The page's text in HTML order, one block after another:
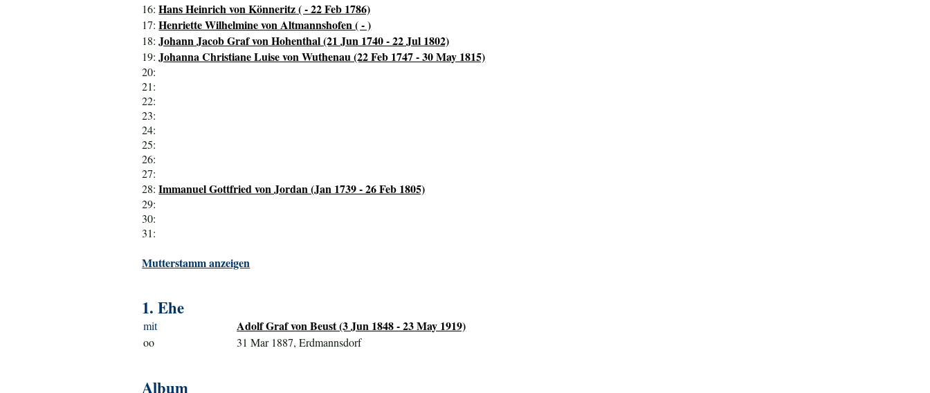
16:Hans Heinrich von Könneritz ( - 22 Feb 1786)
17:Henriette Wilhelmine von Altmannshofen ( - )
18:Johann Jacob Graf von Hohenthal (21 Jun 1740 - 22 Jul 1802)
19:Johanna Christiane Luise von Wuthenau (22 Feb 1747 - 30 May 1815)
20:
21:
22:
23:
24:
25:
26:
27:
28:Immanuel Gottfried von Jordan (Jan 1739 - 26 Feb 1805)
29:
30:
31:
Mutterstamm anzeigen
1. Ehe
mit Adolf Graf von Beust (3 Jun 1848 - 23 May 1919)
oo 31 Mar 1887, Erdmannsdorf
Album